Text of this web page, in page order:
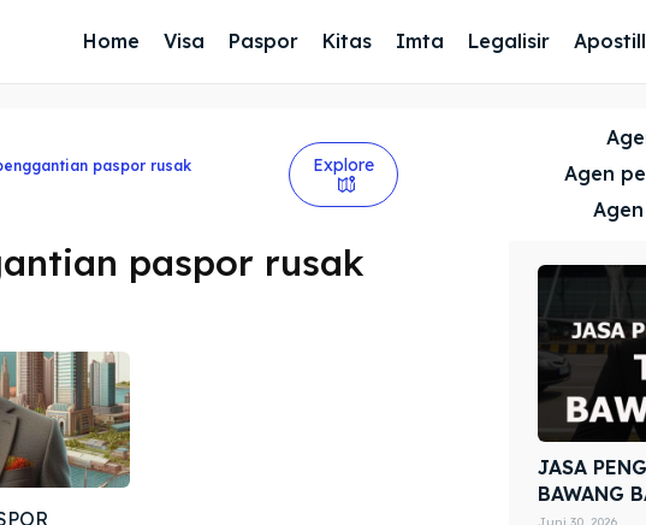
Home Visa Paspor Kitas Imta Legalisir
paspor rusak
Explore
Agen
paspor rusak
JASA
BAWANG
Juni 30, 2026